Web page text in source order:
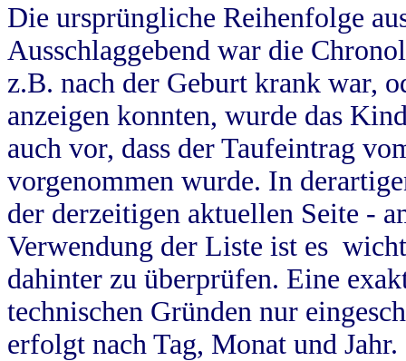
Die ursprüngliche Reihenfolge
Ausschlaggebend war die
z.B. nach der Geburt krank war,
anzeigen konnten, wurde das
auch vor, dass der Taufeintrag
vorgenommen wurde. In
der derzeitigen aktuellen Seite -
Verwendung der Liste ist es
dahinter zu überprüfen. Eine
technischen Gründen nur
erfolgt nach Tag, Monat und Jahr.